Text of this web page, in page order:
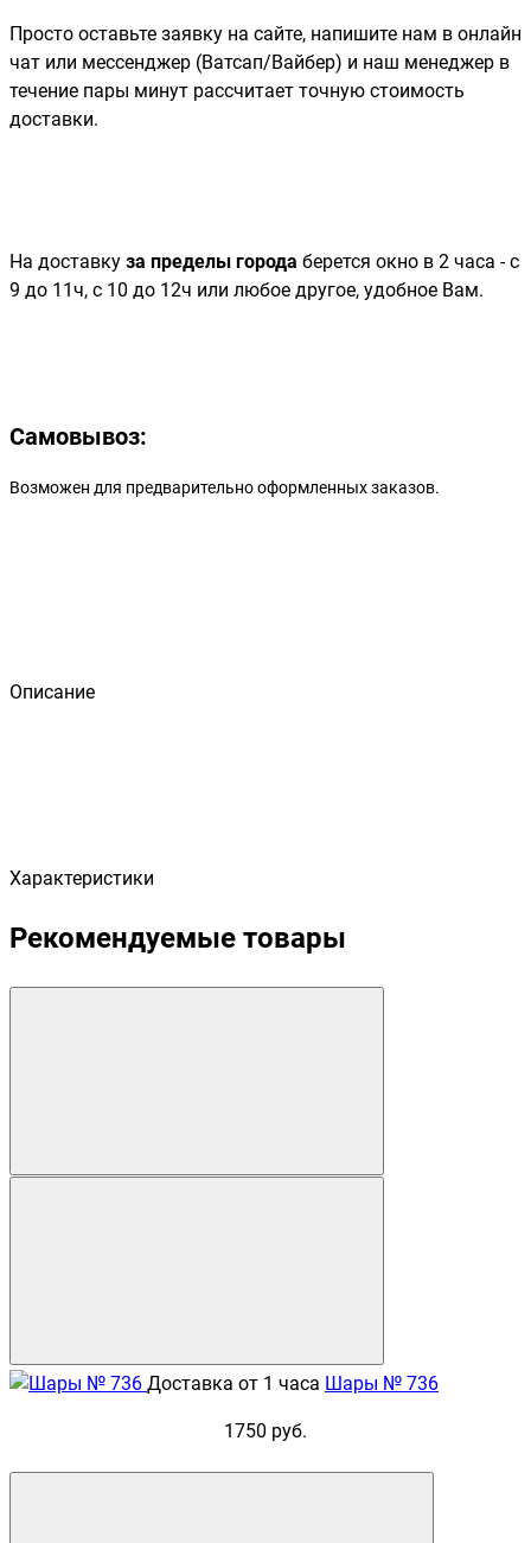
Просто оставьте заявку на сайте, напишите нам в онлайн
чат или мессенджер (Ватсап/Вайбер) и наш менеджер в
течение пары минут рассчитает точную стоимость
доставки.
На доставку за пределы города берется окно в 2 часа - с
9 до 11ч, с 10 до 12ч или любое другое, удобное Вам.
Самовывоз:
Возможен для предварительно оформленных заказов.
Описание
Характеристики
Рекомендуемые товары
Доставка от 1 часа Шары № 736
1750 руб.